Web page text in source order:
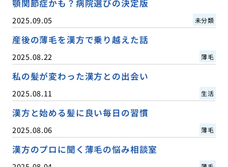
顎関節症かも？病院選びの決定版
2025.09.05 未分類
産後の薄毛を漢方で乗り越えた話
2025.08.22 薄毛
私の髪が変わった漢方との出会い
2025.08.11 生活
漢方と始める髪に良い毎日の習慣
2025.08.06 薄毛
漢方のプロに聞く薄毛の悩み相談室